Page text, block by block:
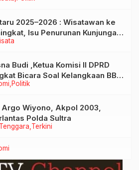
2025–2026 : Wisatawan ke
Isu Penurunan Kunjungan
Politik
Budi ,Ketua Komisi II DPRD
Bicara Soal Kelangkaan BBM
Jenis Solar
Terkini
Argo Wiyono, Akpol 2003,
Polda Sultra